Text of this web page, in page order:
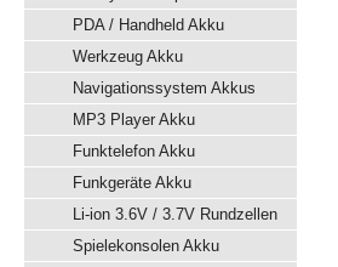
PDA / Handheld Akku
Werkzeug Akku
Navigationssystem Akkus
MP3 Player Akku
Funktelefon Akku
Funkgeräte Akku
Li-ion 3.6V / 3.7V Rundzellen
Spielekonsolen Akku